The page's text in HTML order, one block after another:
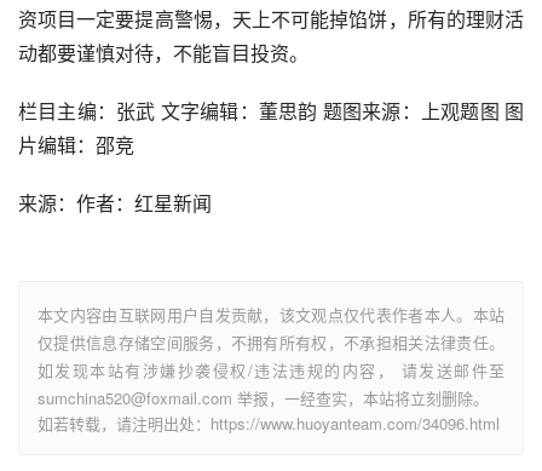
资项目一定要提高警惕，天上不可能掉馅饼，所有的理财活
动都要谨慎对待，不能盲目投资。
栏目主编：张武 文字编辑：董思韵 题图来源：上观题图 图
片编辑：邵竞
来源：作者：红星新闻
本文内容由互联网用户自发贡献，该文观点仅代表作者本人。本站
仅提供信息存储空间服务，不拥有所有权，不承担相关法律责任。
如发现本站有涉嫌抄袭侵权/违法违规的内容， 请发送邮件至
sumchina520@foxmail.com 举报，一经查实，本站将立刻删除。
如若转载，请注明出处：https://www.huoyanteam.com/34096.html